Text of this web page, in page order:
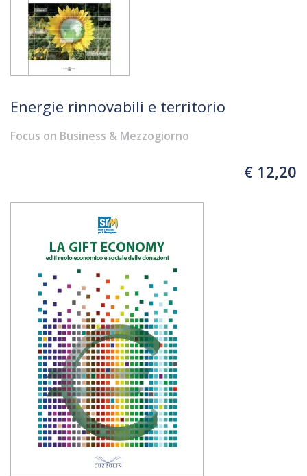
Energie rinnovabili e territorio
Focus on Business & Mezzogiorno
€ 12,20